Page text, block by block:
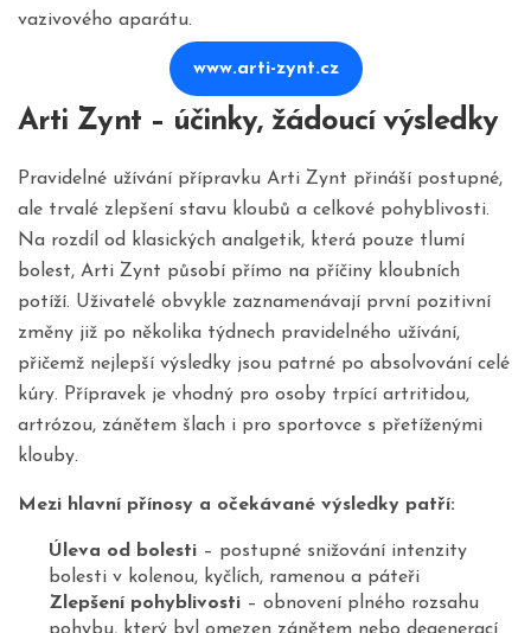
vazivového aparátu.
www.arti-zynt.cz
Arti Zynt – účinky, žádoucí výsledky
Pravidelné užívání přípravku Arti Zynt přináší postupné,
ale trvalé zlepšení stavu kloubů a celkové pohyblivosti.
Na rozdíl od klasických analgetik, která pouze tlumí
bolest, Arti Zynt působí přímo na příčiny kloubních
potíží. Uživatelé obvykle zaznamenávají první pozitivní
změny již po několika týdnech pravidelného užívání,
přičemž nejlepší výsledky jsou patrné po absolvování celé
kúry. Přípravek je vhodný pro osoby trpící artritidou,
artrózou, zánětem šlach i pro sportovce s přetíženými
klouby.
Mezi hlavní přínosy a očekávané výsledky patří:
Úleva od bolesti– postupné snižování intenzity
bolesti v kolenou, kyčlích, ramenou a páteři
Zlepšení pohyblivosti– obnovení plného rozsahu